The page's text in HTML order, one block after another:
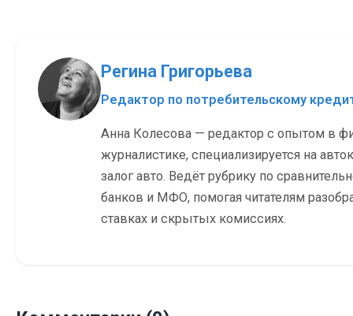
Регина Григорьева
Редактор по потребительскому
Анна Колесова — редактор с опытом в
журналистике, специализируется на
залог авто. Ведёт рубрику по
банков и МФО, помогая читателям
ставках и скрытых комиссиях.